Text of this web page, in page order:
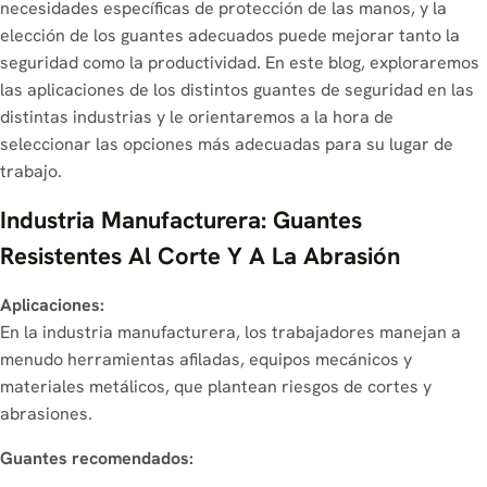
manos es
fundamental, no
sólo para
proteger a los
trabajadores de
químicos y
lesiones físicas...
pesados y
sustancias
químicas
peligrosas. Ya sea
manipulando
tuberías
trabajando con
herramientas
realizando tareas
de alto impacto,
una protección
adecuada de las
para garantizar la
cámaras
esta industria
presenta una
de riesgos, como
cortes,
temperaturas
extremas. Los
seguridad son...
necesidades específicas de protección de las manos, y la
elección de los guantes adecuados puede mejorar tanto la
seguridad como la productividad. En este blog, exploraremos
las aplicaciones de los distintos guantes de seguridad en las
distintas industrias y le orientaremos a la hora de
seleccionar las opciones más adecuadas para su lugar de
trabajo.
Industria Manufacturera: Guantes
Resistentes Al Corte Y A La Abrasión
Aplicaciones:
En la industria manufacturera, los trabajadores manejan a
menudo herramientas afiladas, equipos mecánicos y
materiales metálicos, que plantean riesgos de cortes y
abrasiones.
Guantes recomendados: